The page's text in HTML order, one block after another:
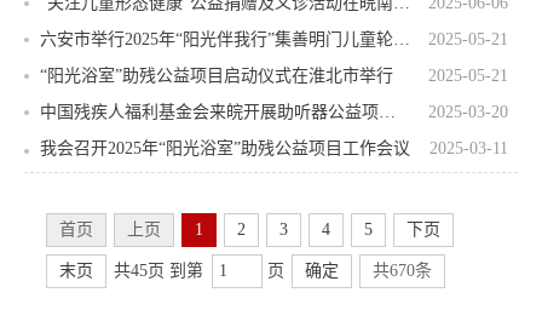
2025-05-21
六安市举行2025年“阳光伴我行”集善明门儿童轮椅发放仪式
2025-05-21
“阳光浴室”助残公益项目启动仪式在淮北市举行
2025-03-20
中国残疾人福利基金会来皖开展助听器公益项目调研
2025-03-11
我会召开2025年“阳光浴室”助残公益项目工作会议
首页 上页 1 2 3 4 5 下页
末页 共45页 到第 页 确定 共670条